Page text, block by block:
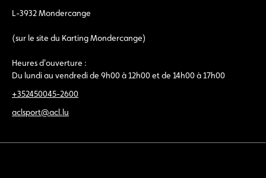
L-3932 Mondercange
(sur le site du Karting Mondercange)
Heures d'ouverture :
Du lundi au vendredi de 9h00 à 12h00 et de 14h00 à 17h00
+352450045-2600
aclsport@acl.lu